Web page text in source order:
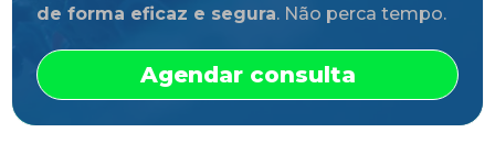
de forma eficaz e segura. Não perca tempo.
Agendar consulta